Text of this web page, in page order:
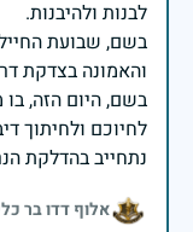
בשם, שבועת
בשם, היום הזה,
נתחייב בהדלקת
אלוף דדו בר